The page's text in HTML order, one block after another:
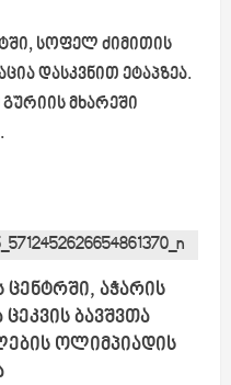
სოფელ ძიმითის
დასკვნით ეტაპზეა.
მხარეში
აჭარის
ბავშვთა
ოლიმპიადის